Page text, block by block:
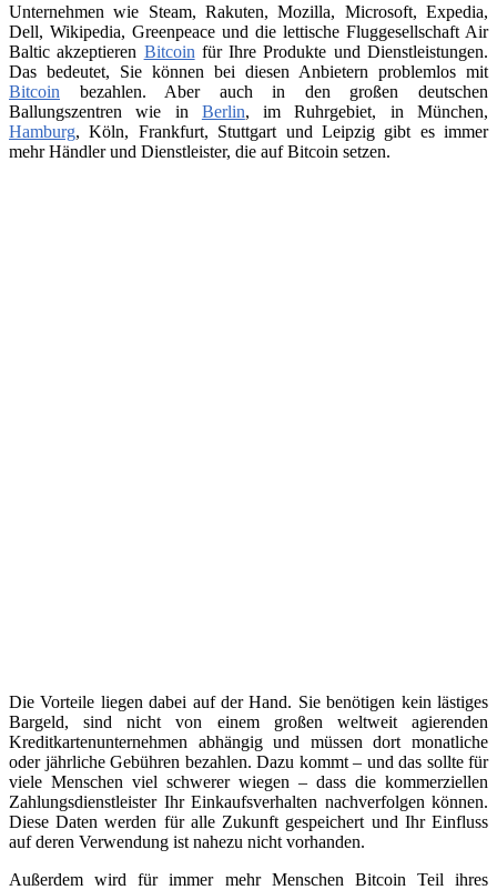
Unternehmen wie Steam, Rakuten, Mozilla, Microsoft, Expedia,
Dell, Wikipedia, Greenpeace und die lettische Fluggesellschaft Air
Baltic akzeptieren Bitcoin für Ihre Produkte und Dienstleistungen.
Das bedeutet, Sie können bei diesen Anbietern problemlos mit
Bitcoin bezahlen. Aber auch in den großen deutschen
Ballungszentren wie in Berlin, im Ruhrgebiet, in München,
Hamburg, Köln, Frankfurt, Stuttgart und Leipzig gibt es immer
mehr Händler und Dienstleister, die auf Bitcoin setzen.
Die Vorteile liegen dabei auf der Hand. Sie benötigen kein lästiges
Bargeld, sind nicht von einem großen weltweit agierenden
Kreditkartenunternehmen abhängig und müssen dort monatliche
oder jährliche Gebühren bezahlen. Dazu kommt – und das sollte für
viele Menschen viel schwerer wiegen – dass die kommerziellen
Zahlungsdienstleister Ihr Einkaufsverhalten nachverfolgen können.
Diese Daten werden für alle Zukunft gespeichert und Ihr Einfluss
auf deren Verwendung ist nahezu nicht vorhanden.
Außerdem wird für immer mehr Menschen Bitcoin Teil ihres